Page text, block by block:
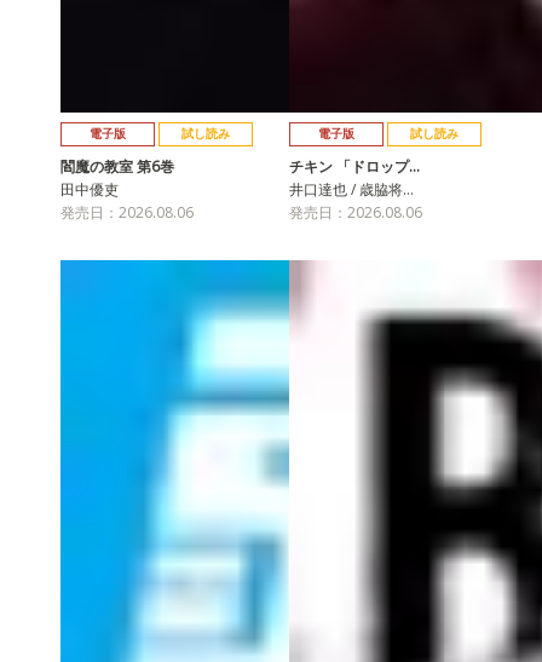
電子版 試し読み
閻魔の教室 第6巻
田中優吏
発売日：2026.08.06
電子版 試し読み
チキン 「ドロップ…
井口達也 / 歳脇将…
発売日：2026.08.06